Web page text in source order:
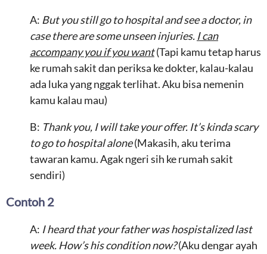
A: But you still go to hospital and see a doctor, in
case there are some unseen injuries. I can
accompany you if you want(Tapi kamu tetap harus
ke rumah sakit dan periksa ke dokter, kalau-kalau
ada luka yang nggak terlihat. Aku bisa nemenin
kamu kalau mau)
B: Thank you, I will take your offer. It’s kinda scary
to go to hospital alone(Makasih, aku terima
tawaran kamu. Agak ngeri sih ke rumah sakit
sendiri)
Contoh 2
A: I heard that your father was hospistalized last
week. How’s his condition now?(Aku dengar ayah